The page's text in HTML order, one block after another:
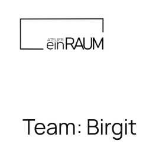
springen
Team: Birgit